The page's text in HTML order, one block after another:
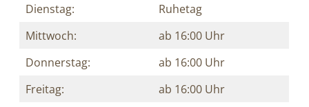
Dienstag:
Ruhetag
Mittwoch:
ab 16:00 Uhr
Donnerstag:
ab 16:00 Uhr
Freitag:
ab 16:00 Uhr